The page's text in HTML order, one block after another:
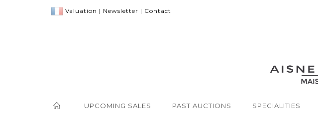
Valuation | Newsletter | Contact
UPCOMING SALES PAST AUCTIONS SPECIALITIES